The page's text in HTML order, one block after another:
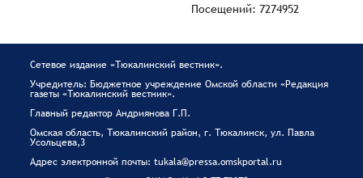
Посещений: 7274952
Сетевое издание «Тюкалинский вестник».
Учредитель: Бюджетное учреждение Омской области «Редакция
газеты «Тюкалинский вестник».
Главный редактор Андриянова Г.П.
Омская область, Тюкалинский район, г. Тюкалинск, ул. Павла
Усольцева,3
Адрес электронной почты: tukala@pressa.omskportal.ru